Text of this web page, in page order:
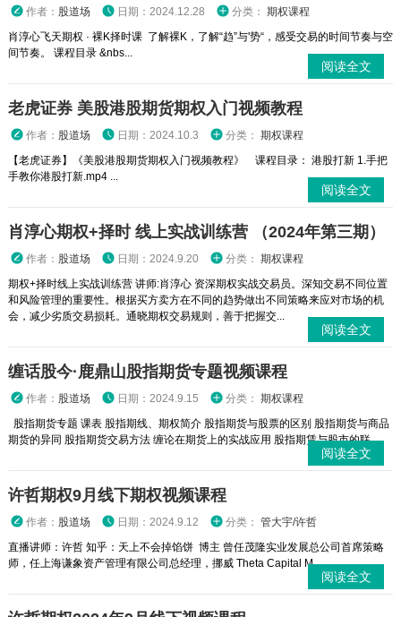
作者： 股道场 日期：2024.12.28 分类： 期权课程
肖淳心飞天期权 · 裸K择时课 了解裸K，了解“趋”与'势“，感受交易的时间节奏与空
间节奏。 课程目录 &nbs...
阅读全文
老虎证券 美股港股期货期权入门视频教程
作者： 股道场 日期：2024.10.3 分类： 期权课程
【老虎证券】《美股港股期货期权入门视频教程》 课程目录： 港股打新 1.手把
手教你港股打新.mp4 ...
阅读全文
肖淳心期权+择时 线上实战训练营 （2024年第三期）
作者： 股道场 日期：2024.9.20 分类： 期权课程
期权+择时线上实战训练营 讲师:肖淳心 资深期权实战交易员。深知交易不同位置
和风险管理的重要性。根据买方卖方在不同的趋势做出不同策略来应对市场的机
会，减少劣质交易损耗。通晓期权交易规则，善于把握交...
阅读全文
缠话股今·鹿鼎山股指期货专题视频课程
作者： 股道场 日期：2024.9.15 分类： 期权课程
股指期货专题 课表 股指期线、期权简介 股指期货与股票的区别 股指期货与商品
期货的异同 股指期货交易方法 缠论在期货上的实战应用 股指期赁与股市的联...
阅读全文
许哲期权9月线下期权视频课程
作者： 股道场 日期：2024.9.12 分类： 管大宇/许哲
直播讲师：许哲 知乎：天上不会掉馅饼 博主 曾任茂隆实业发展总公司首席策略
师，任上海谦象资产管理有限公司总经理，挪威 Theta Capital M...
阅读全文